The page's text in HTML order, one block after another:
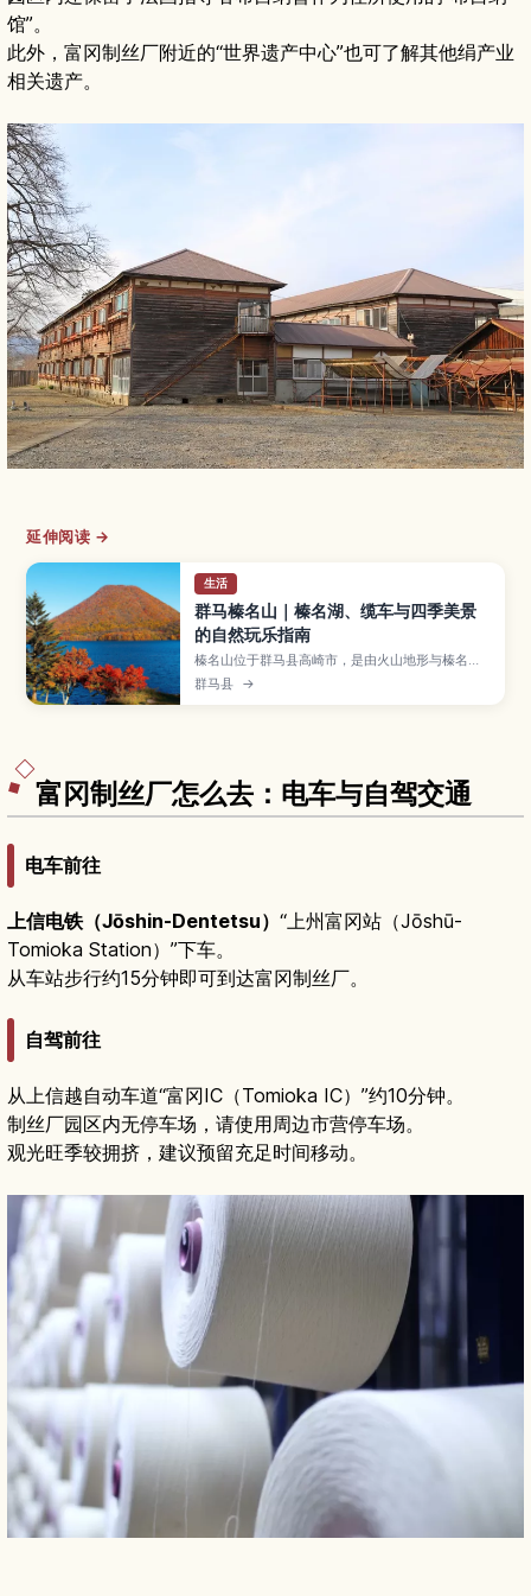
馆”。
此外，富冈制丝厂附近的“世界遗产中心”也可了解其他绢产业
相关遗产。
延伸阅读 →
生活
群马榛名山｜榛名湖、缆车与四季美景
的自然玩乐指南
榛名山位于群马县高崎市，是由火山地形与榛名湖
构成的著名景区，春有新绿与樱花、夏季避暑、秋
赏红叶、冬看雪景，一年四季景色各异。文章将介
群马县 →
富冈制丝厂怎么去：电车与自驾交通
电车前往
上信电铁（Jōshin-Dentetsu） “上州富冈站（Jōshū-
Tomioka Station）”下车。
从车站步行约15分钟即可到达富冈制丝厂。
自驾前往
从上信越自动车道“富冈IC（Tomioka IC）”约10分钟。
制丝厂园区内无停车场，请使用周边市营停车场。
观光旺季较拥挤，建议预留充足时间移动。